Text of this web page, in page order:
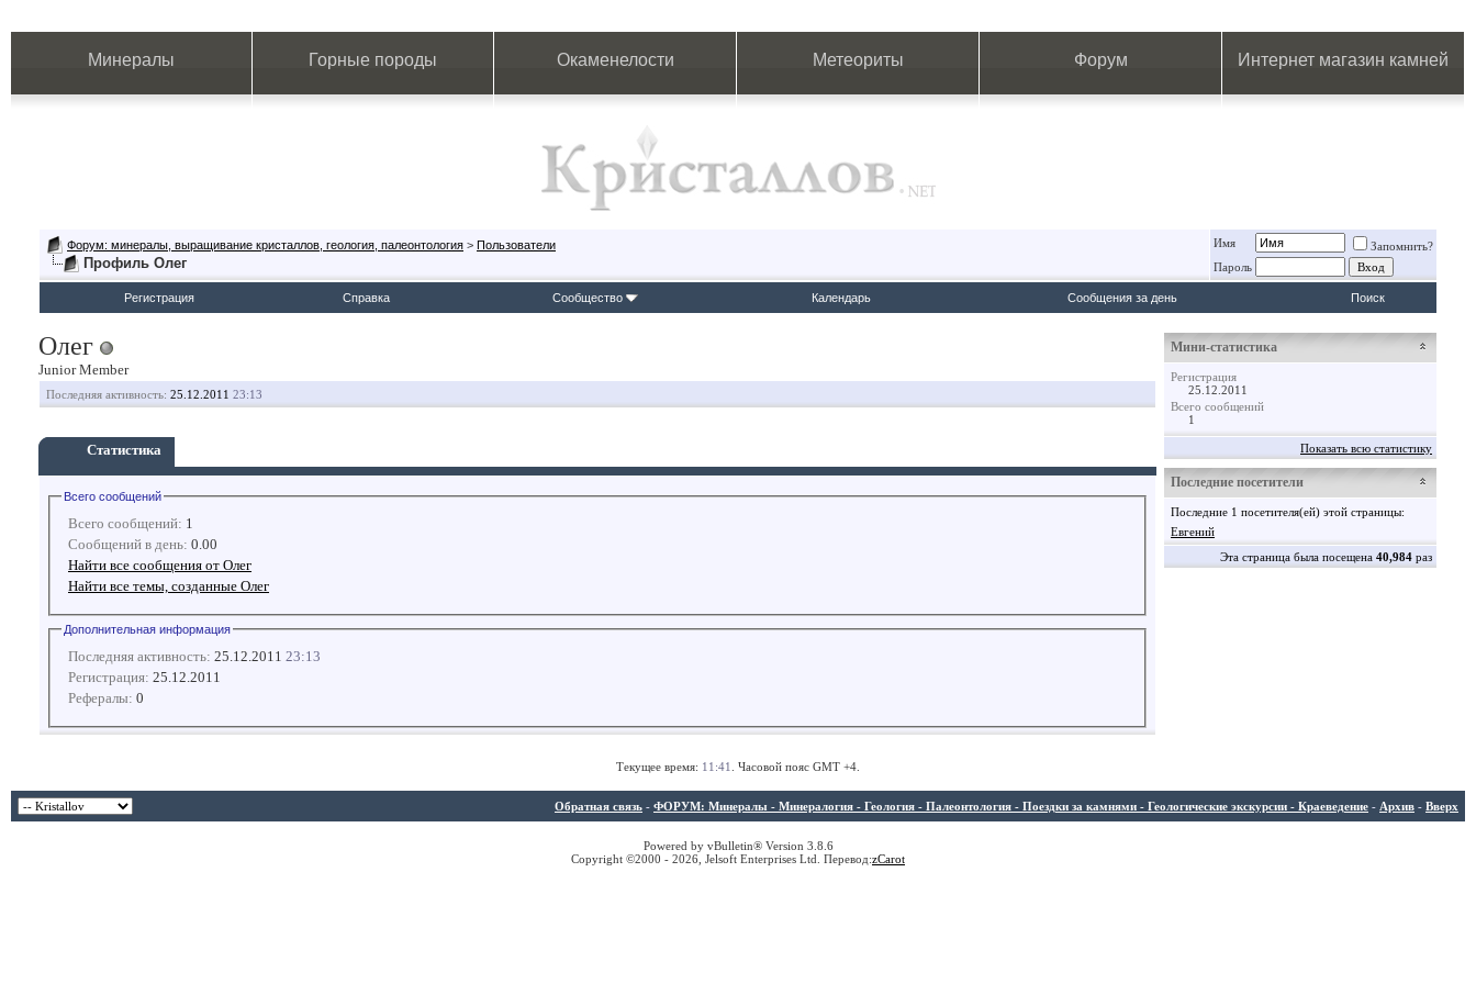
Минералы Горные породы Окаменелости Метеориты Форум Интернет магазин камней
Форум: минералы, выращивание кристаллов, геология, палеонтология > Пользователи
Профиль Олег
Имя
Запомнить?
Пароль
Регистрация Справка Сообщество Календарь Сообщения за день Поиск
Олег
Junior Member
Последняя активность: 25.12.2011 23:13
Статистика
Всего сообщений
Всего сообщений: 1
Сообщений в день: 0.00
Найти все сообщения от Олег
Найти все темы, созданные Олег
Дополнительная информация
Последняя активность: 25.12.2011 23:13
Регистрация: 25.12.2011
Рефералы: 0
Мини-статистика
Регистрация
25.12.2011
Всего сообщений
1
Показать всю статистику
Последние посетители
Последние 1 посетителя(ей) этой страницы:
Евгений
Эта страница была посещена 40,984 раз
Текущее время: 11:41 . Часовой пояс GMT +4.
Обратная связь - ФОРУМ: Минералы - Минералогия - Геология - Палеонтология - Поездки за камнями - Геологические экскурсии - Краеведение - Архив - Вверх
Powered by vBulletin® Version 3.8.6
Copyright ©2000 - 2026, Jelsoft Enterprises Ltd. Перевод:zCarot